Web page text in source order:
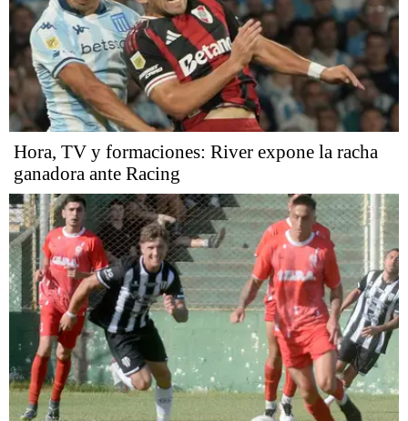
Hora, TV y formaciones: River expone la racha
ganadora ante Racing